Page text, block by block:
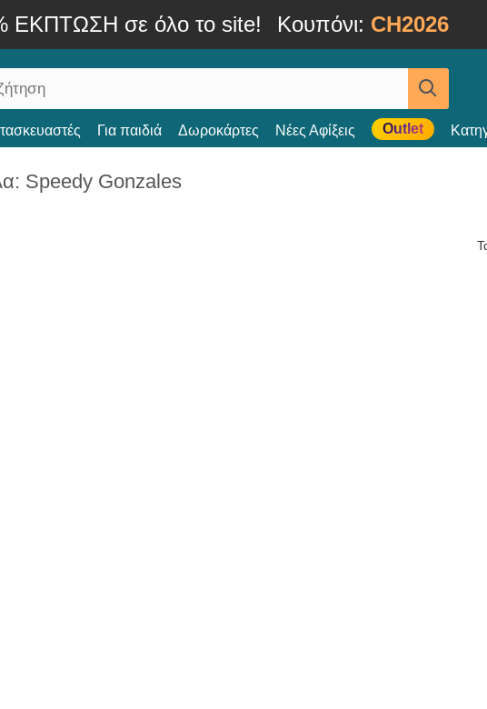
ΕΚΠΤΩΣΗ σε όλο το site! Κουπόνι: CH2026
Για παιδιά Δωροκάρτες Νέες Αφίξεις Outlet
Speedy Gonzales